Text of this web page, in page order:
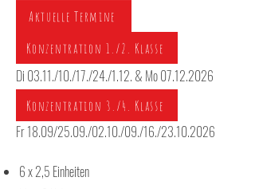
Aktuelle Termine
Konzentration 1./2. Klasse
Di 03.11./10./17./24./1.12. & Mo07.12.2026
Fr 18.09/25.09./02.10./09./16./23.10.2026
Konzentration 3./4. Klasse
6 x 2,5 Einheiten